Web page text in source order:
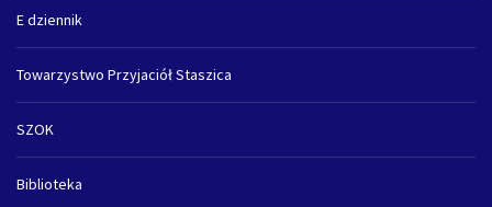
E dziennik
Towarzystwo Przyjaciół Staszica
SZOK
Biblioteka